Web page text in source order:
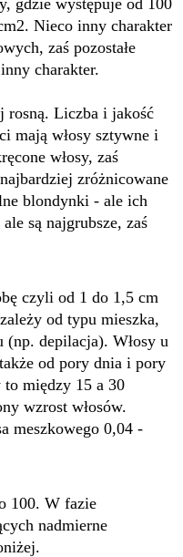
Nieco inny charakter
zaś pozostałe
charakter.
rosną. Liczba i jakość
mają włosy sztywne i
włosy, zaś
zróżnicowane
blondynki - ale ich
są najgrubsze, zaś
czyli od 1 do 1,5 cm
od typu mieszka,
(np. depilacja). Włosy u
od pory dnia i pory
to między 15 a 30
wzrost włosów.
meszkowego 0,04 -
100. W fazie
nadmierne